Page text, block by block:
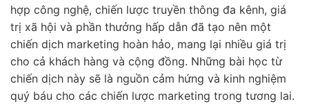
hợp công nghệ, chiến lược truyền thông đa kênh, giá
trị xã hội và phần thưởng hấp dẫn đã tạo nên một
chiến dịch marketing hoàn hảo, mang lại nhiều giá trị
cho cả khách hàng và cộng đồng. Những bài học từ
chiến dịch này sẽ là nguồn cảm hứng và kinh nghiệm
quý báu cho các chiến lược marketing trong tương lai.